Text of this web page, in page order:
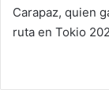
Carapaz, quien
ruta en Tokio